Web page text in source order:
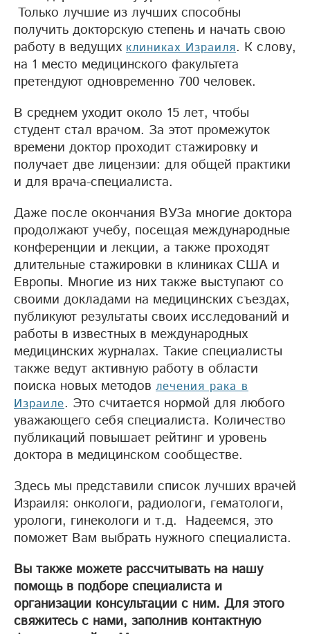
Только лучшие из лучших способны
получить докторскую степень и начать свою
работу в ведущих клиниках Израиля. К слову,
на 1 место медицинского факультета
претендуют одновременно 700 человек.
В среднем уходит около 15 лет, чтобы
студент стал врачом. За этот промежуток
времени доктор проходит стажировку и
получает две лицензии: для общей практики
и для врача-специалиста.
Даже после окончания ВУЗа многие доктора
продолжают учебу, посещая международные
конференции и лекции, а также проходят
длительные стажировки в клиниках США и
Европы. Многие из них также выступают со
своими докладами на медицинских съездах,
публикуют результаты своих исследований и
работы в известных в международных
медицинских журналах. Такие специалисты
также ведут активную работу в области
поиска новых методов лечения рака в
Израиле. Это считается нормой для любого
уважающего себя специалиста. Количество
публикаций повышает рейтинг и уровень
доктора в медицинском сообществе.
Здесь мы представили список лучших врачей
Израиля: онкологи, радиологи, гематологи,
урологи, гинекологи и т.д. Надеемся, это
поможет Вам выбрать нужного специалиста.
Вы также можете рассчитывать на нашу
помощь в подборе специалиста и
организации консультации с ним. Для этого
свяжитесь с нами, заполнив контактную